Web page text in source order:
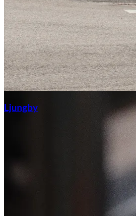
Ljungby